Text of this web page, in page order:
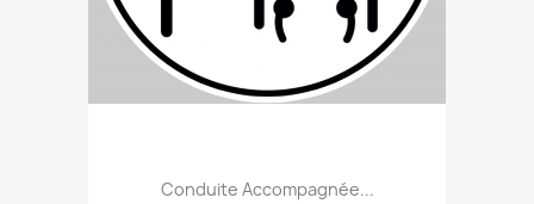
Conduite Accompagnée...